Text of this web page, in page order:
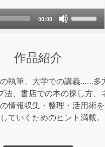
00:00
or
decrease
volume.
作品紹介
執筆、大学での講義……多
、書店での本の探し方、
情報収集・整理・活用術を
ていくためのヒント満載。